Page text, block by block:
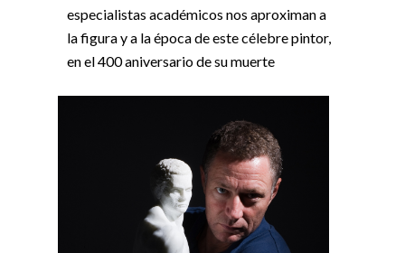
especialistas académicos nos aproximan a
la figura y a la época de este célebre pintor,
en el 400 aniversario de su muerte